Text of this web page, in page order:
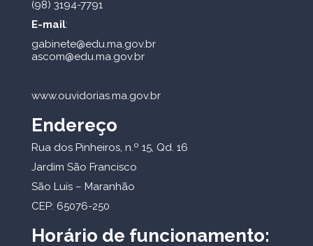
(98) 3194-7791
E-mail:
gabinete@edu.ma.gov.br
ascom@edu.ma.gov.br
www.ouvidorias.ma.gov.br
Endereço
Rua dos Pinheiros, n.º 15, Qd. 16
Jardim São Francisco
São Luís – Maranhão
CEP: 65076-250
Horário de funcionamento: